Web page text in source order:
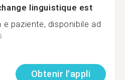
linguistique est
paziente, disponibile ad
Obtenir l'appli